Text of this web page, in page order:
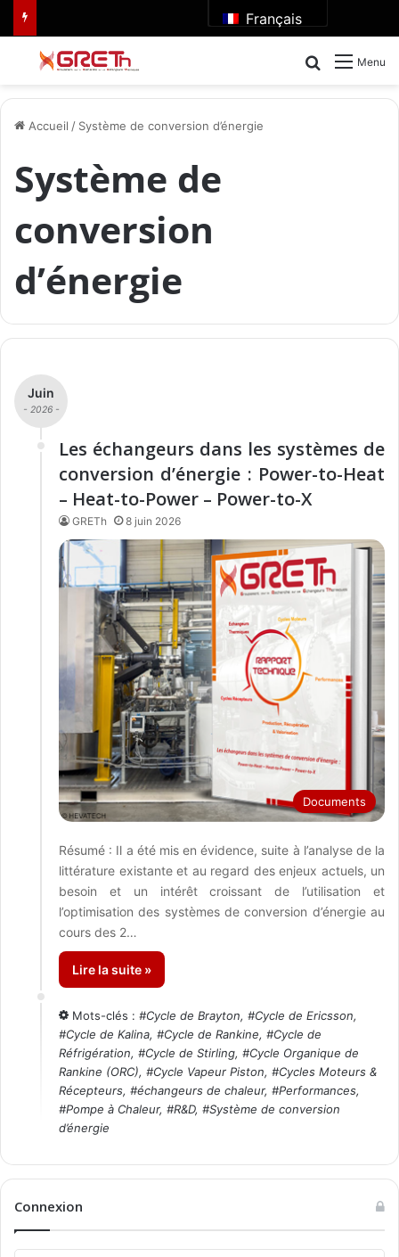
Français
Menu
Rechercher
Accueil / Système de conversion d’énergie
Système de
conversion
d’énergie
Juin
- 2026 -
Les échangeurs dans les systèmes de
conversion d’énergie : Power-to-Heat
– Heat-to-Power – Power-to-X
GRETh 8 juin 2026
Documents
Résumé : Il a été mis en évidence, suite à l’analyse de la
littérature existante et au regard des enjeux actuels, un
besoin et un intérêt croissant de l’utilisation et
l’optimisation des systèmes de conversion d’énergie au
cours des 2…
Lire la suite »
Mots-clés : #Cycle de Brayton, #Cycle de Ericsson,
#Cycle de Kalina, #Cycle de Rankine, #Cycle de
Réfrigération, #Cycle de Stirling, #Cycle Organique de
Rankine (ORC), #Cycle Vapeur Piston, #Cycles Moteurs &
Récepteurs, #échangeurs de chaleur, #Performances,
#Pompe à Chaleur, #R&D, #Système de conversion
d’énergie
Connexion